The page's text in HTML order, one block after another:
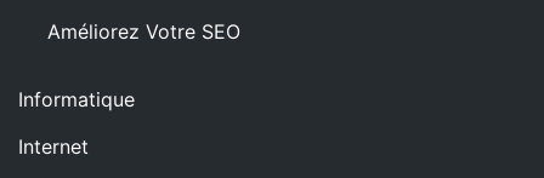
Améliorez Votre SEO
Informatique
Internet